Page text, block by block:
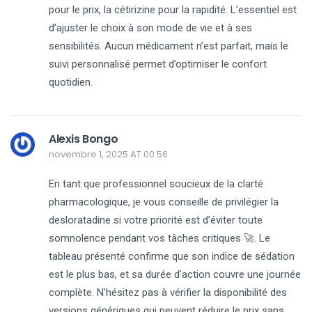
pour le prix, la cétirizine pour la rapidité. L’essentiel est
d’ajuster le choix à son mode de vie et à ses
sensibilités. Aucun médicament n’est parfait, mais le
suivi personnalisé permet d’optimiser le confort
quotidien.
Alexis Bongo
novembre 1, 2025 AT 00:56
En tant que professionnel soucieux de la clarté
pharmacologique, je vous conseille de privilégier la
desloratadine si votre priorité est d’éviter toute
somnolence pendant vos tâches critiques 🚀. Le
tableau présenté confirme que son indice de sédation
est le plus bas, et sa durée d’action couvre une journée
complète. N’hésitez pas à vérifier la disponibilité des